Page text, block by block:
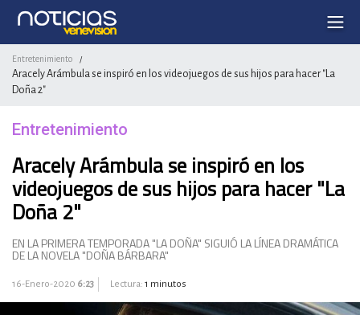
Entretenimiento /
Aracely Arámbula se inspiró en los videojuegos de sus hijos para hacer "La
Doña 2"
Entretenimiento
Aracely Arámbula se inspiró en los
videojuegos de sus hijos para hacer "La
Doña 2"
EN LA PRIMERA TEMPORADA "LA DOÑA" SIGUIÓ LA LÍNEA DRAMÁTICA
DE LA NOVELA "DOÑA BÁRBARA"
16-Enero-2020 6:23 Lectura: 1 minutos